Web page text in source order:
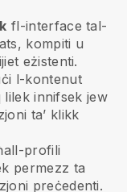
fl-interface tal-
kompiti u
eżistenti.
l-kontenut
lilek innifsek jew
ta’ klikk
profili
permezz ta
preċedenti.